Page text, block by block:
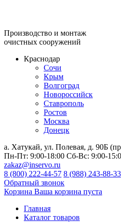
Производство и монтаж
очистных сооружений
Краснодар
Сочи
Крым
Волгоград
Новороссийск
Ставрополь
Ростов
Москва
Донецк
а. Хатукай, ул. Полевая, д. 90Б
Пн-Пт: 9:00-18:00 Сб-Вс: 9:00-
zakaz@inservo.ru
8 (800) 222-44-57 8 (988) 243-88-33
Обратный звонок
Корзина Ваша корзина пуста
Главная
Каталог товаров